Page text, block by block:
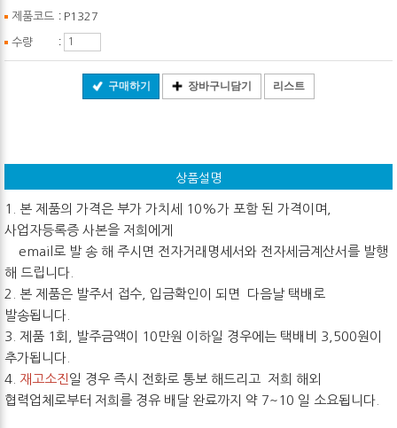
제품코드 : P1327
수량 :
구매하기 장바구니담기 리스트
상품설명
1. 본 제품의 가격은 부가 가치세 10%가 포함 된 가격이며,
사업자등록증 사본을 저희에게
email로 발 송 해 주시면 전자거래명세서와 전자세금계산서를 발행
해 드립니다.
2. 본 제품은 발주서 접수, 입금확인이 되면 다음날 택배로
발송됩니다.
3. 제품 1회, 발주금액이 10만원 이하일 경우에는 택배비 3,500원이
추가됩니다.
4. 재고소진 일 경우 즉시 전화로 통보 해드리고 저희 해외
협력업체로부터 저희를 경유 배달 완료까지 약 7~10 일 소요됩니다.